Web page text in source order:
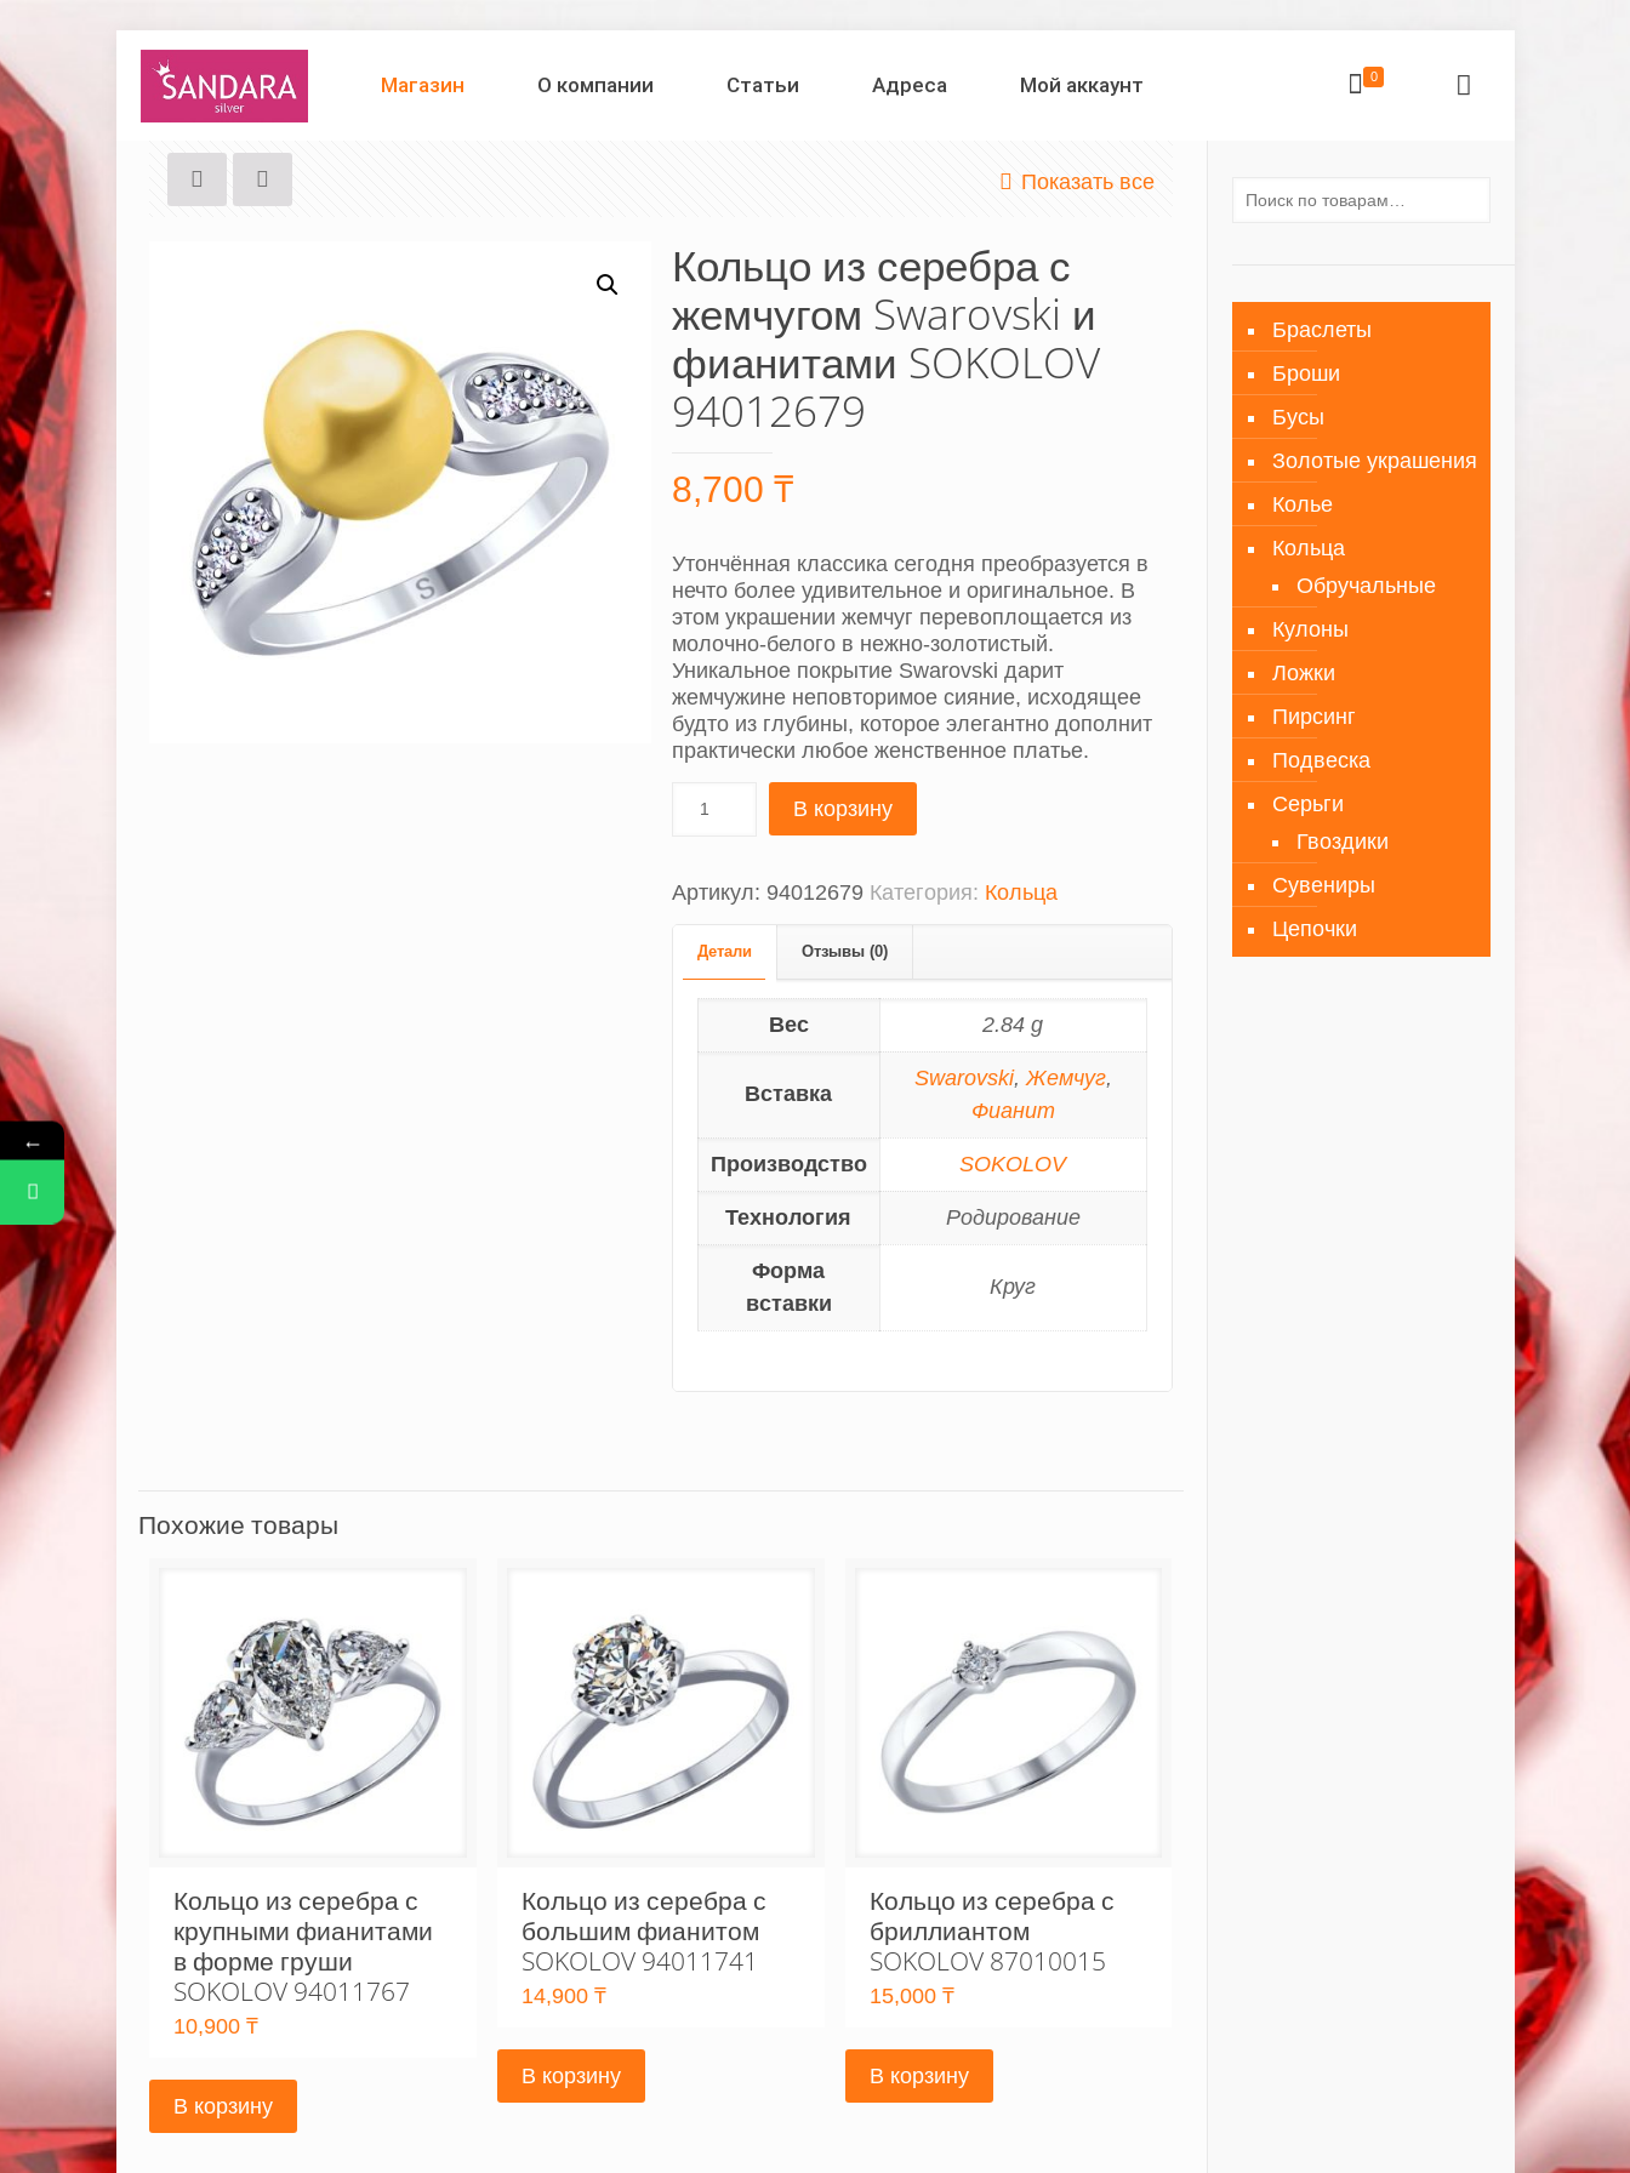
Магазин О компании Статьи Адреса Мой аккаунт 0
Показать все
Кольцо из серебра с
жемчугом Swarovski и
фианитами SOKOLOV
94012679
8,700 ₸
Утончённая классика сегодня преобразуется в
нечто более удивительное и оригинальное. В
этом украшении жемчуг перевоплощается из
молочно-белого в нежно-золотистый.
Уникальное покрытие Swarovski дарит
жемчужине неповторимое сияние, исходящее
будто из глубины, которое элегантно дополнит
практически любое женственное платье.
В корзину
Артикул: 94012679 Категория: Кольца
Детали Отзывы (0)
Вес 2.84 g
Вставка
Swarovski,Жемчуг,
Фианит
Производство SOKOLOV
Технология Родирование
Форма
вставки
Круг
Похожие товары
Кольцо из серебра с
крупными фианитами
в форме груши
SOKOLOV 94011767
10,900 ₸
В корзину
Кольцо из серебра с
большим фианитом
SOKOLOV 94011741
14,900 ₸
В корзину
Кольцо из серебра с
бриллиантом
SOKOLOV 87010015
15,000 ₸
В корзину
Браслеты
Броши
Бусы
Золотые украшения
Колье
Кольца
Обручальные
Кулоны
Ложки
Пирсинг
Подвеска
Серьги
Гвоздики
Сувениры
Цепочки
←